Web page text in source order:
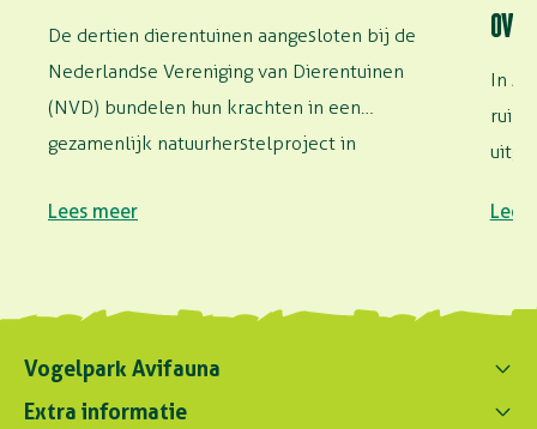
De dertien dierentuinen aangesloten bij de
Nederlandse Vereniging van Dierentuinen
(NVD) bundelen hun krachten in een
gezamenlijk natuurherstelproject in
Lees meer
In
ruim
Lees
Vogelpark Avifauna
Contact ons
Extra informatie